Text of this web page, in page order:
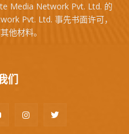
Media Network Pvt. Ltd. 的
Pvt. Ltd. 事先书面许可，
他材料。
们